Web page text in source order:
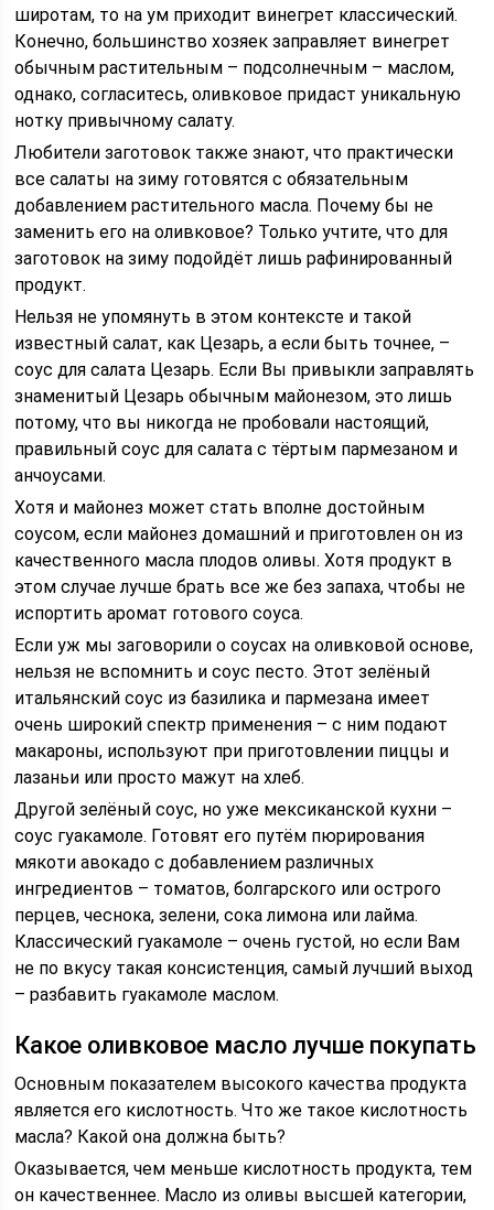
широтам, то на ум приходит винегрет классический.
Конечно, большинство хозяек заправляет винегрет
обычным растительным – подсолнечным – маслом,
однако, согласитесь, оливковое придаст уникальную
нотку привычному салату.
Любители заготовок также знают, что практически
все салаты на зиму готовятся с обязательным
добавлением растительного масла. Почему бы не
заменить его на оливковое? Только учтите, что для
заготовок на зиму подойдёт лишь рафинированный
продукт.
Нельзя не упомянуть в этом контексте и такой
известный салат, как Цезарь, а если быть точнее, –
соус для салата Цезарь. Если Вы привыкли заправлять
знаменитый Цезарь обычным майонезом, это лишь
потому, что вы никогда не пробовали настоящий,
правильный соус для салата с тёртым пармезаном и
анчоусами.
Хотя и майонез может стать вполне достойным
соусом, если майонез домашний и приготовлен он из
качественного масла плодов оливы. Хотя продукт в
этом случае лучше брать все же без запаха, чтобы не
испортить аромат готового соуса.
Если уж мы заговорили о соусах на оливковой основе,
нельзя не вспомнить и соус песто. Этот зелёный
итальянский соус из базилика и пармезана имеет
очень широкий спектр применения – с ним подают
макароны, используют при приготовлении пиццы и
лазаньи или просто мажут на хлеб.
Другой зелёный соус, но уже мексиканской кухни –
соус гуакамоле. Готовят его путём пюрирования
мякоти авокадо с добавлением различных
ингредиентов – томатов, болгарского или острого
перцев, чеснока, зелени, сока лимона или лайма.
Классический гуакамоле – очень густой, но если Вам
не по вкусу такая консистенция, самый лучший выход
– разбавить гуакамоле маслом.
Какое оливковое масло лучше покупать
Основным показателем высокого качества продукта
является его кислотность. Что же такое кислотность
масла? Какой она должна быть?
Оказывается, чем меньше кислотность продукта, тем
он качественнее. Масло из оливы высшей категории,